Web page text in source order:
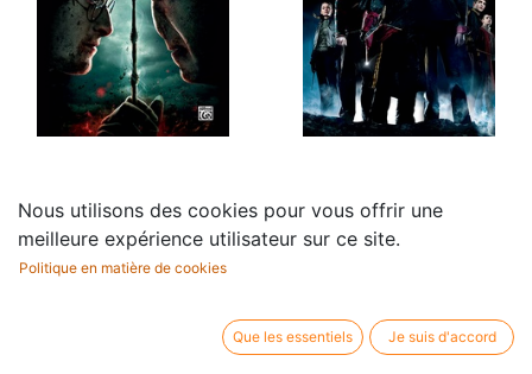
Harry Potter, Deathly
Hallows - Part 2 (Easy
piano)
16,95€
Harry Potter/Goblet of
Fire (Easy piano)
17,95€
Nous utilisons des cookies pour vous offrir une
meilleure expérience utilisateur sur ce site.
Politique en matière de cookies
Que les essentiels Je suis d'accord